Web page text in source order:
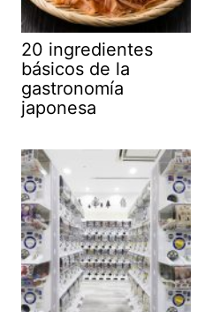
20 ingredientes
básicos de la
gastronomía
japonesa